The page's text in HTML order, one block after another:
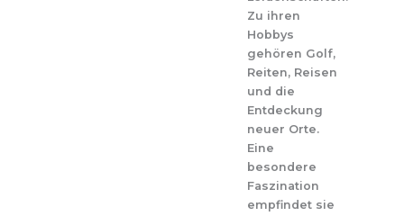
Zu ihren
Hobbys
gehören Golf,
Reiten, Reisen
und die
Entdeckung
neuer Orte.
Eine
besondere
Faszination
empfindet sie